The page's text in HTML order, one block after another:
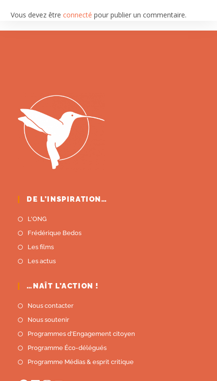
Vous devez êtreconnecté pour publier un commentaire.
DE L’INSPIRATION…
L'ONG
Frédérique Bedos
Les films
Les actus
…NAÎT L’ACTION !
Nous contacter
Nous soutenir
Programmes d'Engagement citoyen
Programme Éco-délégués
Programme Médias & esprit critique